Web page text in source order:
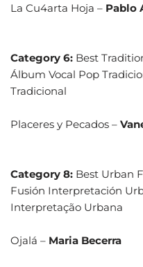
La Cu4arta Hoja – Pablo
Category 6: Best
Álbum Vocal Pop
Tradicional
Placeres y Pecados –
Category 8: Best Urban
Fusión Interpretación
Interpretação Urbana
Ojalá – Maria Becerra